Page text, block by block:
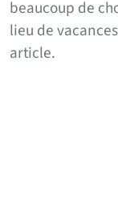
beaucoup de
lieu de
article.